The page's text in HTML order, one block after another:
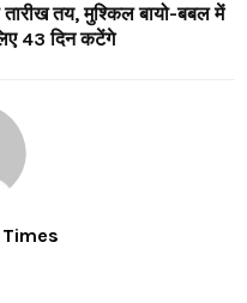
तारीख तय, मुश्किल बायो-बबल में
43 दिन कटेंगे